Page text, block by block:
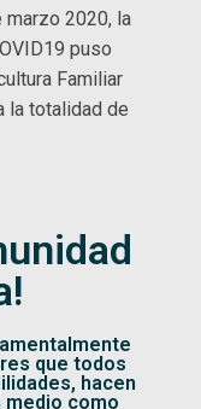
marzo 2020, la
puso
Familiar
la totalidad de
que todos
hacen
medio como